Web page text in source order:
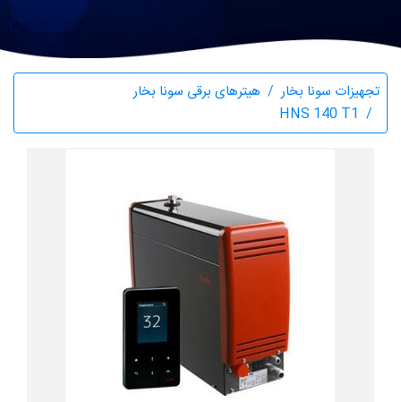
تجهیزات سونا بخار
هیترهای برقی سونا بخار
HNS 140 T1